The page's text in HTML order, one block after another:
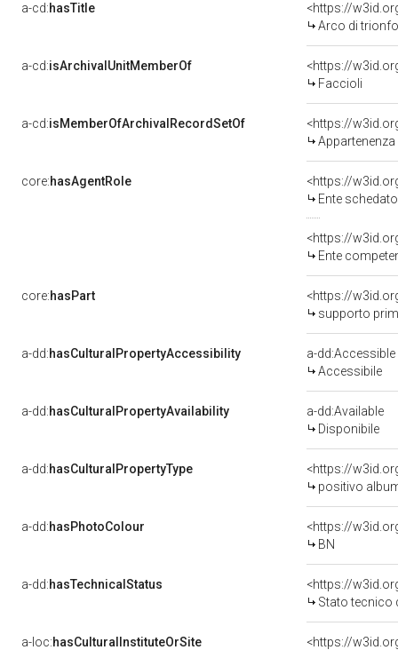
a-cd:hasTitle
Arco di
a-cd:isArchivalUnitMemberOf
Faccioli
a-cd:isMemberOfArchivalRecordSetOf
<https://
core:hasAgentRole
<https://
Ente schedatore del bene
<https://
Ente competente
core:hasPart
<https://
supporto
a-dd:hasCulturalPropertyAccessibility
a-dd:Accessible
Accessibile
a-dd:hasCulturalPropertyAvailability
a-dd:Available
Disponibile
a-dd:hasCulturalPropertyType
<https://
positivo
a-dd:hasPhotoColour
<https://
BN
a-dd:hasTechnicalStatus
<https://
Stato tecnico
a-loc:hasCulturalInstituteOrSite
<https://